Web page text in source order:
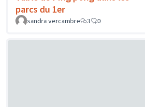
parcs du 1er
sandra vercambre
3 0